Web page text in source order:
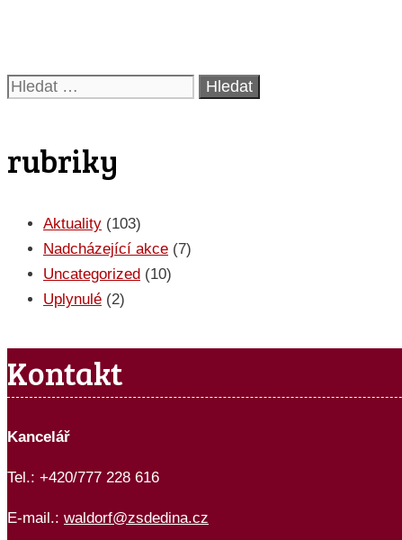
Hledat:
rubriky
Aktuality (103)
Nadcházející akce (7)
Uncategorized (10)
Uplynulé (2)
Kontakt
Kancelář
Tel.: +420/777 228 616
E-mail.: waldorf@zsdedina.cz